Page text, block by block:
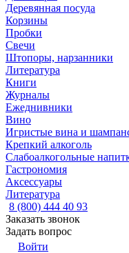
Деревянная посуда
Корзины
Пробки
Свечи
Штопоры, нарзанники
Литература
Книги
Журналы
Ежеднивники
Вино
Игристые вина и
Крепкий алкоголь
Слабоалкогольные
Гастрономия
Аксессуары
Литература
8 (800) 444 40 93
Заказать звонок
Задать вопрос
Войти